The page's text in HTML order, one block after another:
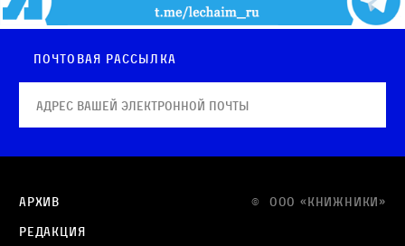
Почтовая рассылка
© OOO «КНИЖНИКИ»
Архив
Редакция